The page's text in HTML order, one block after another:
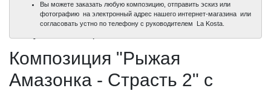
100%
100%
100%
100%
Вы можете заказать любую композицию, отправить эскиз или
фотографию на электронный адрес нашего интернет-магазина или
согласовать устно по телефону с руководителем La Kosta.
Композиция "Рыжая
Амазонка - Страсть 2" с